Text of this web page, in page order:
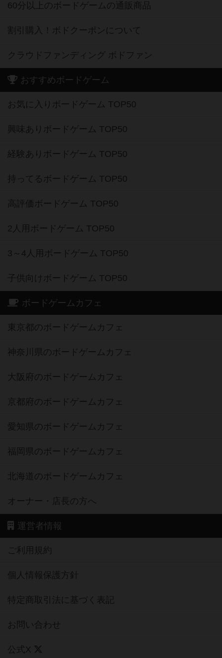
60分以上のボードゲームの通販商品
割引購入！ボドクーポンについて
クラウドファンディング ボドファン
おすすめボードゲーム
お気に入りボードゲーム TOP50
興味ありボードゲーム TOP50
経験ありボードゲーム TOP50
持ってるボードゲーム TOP50
高評価ボードゲーム TOP50
2人用ボードゲーム TOP50
3～4人用ボードゲーム TOP50
子供向けボードゲーム TOP50
ボードゲームカフェ
東京都のボードゲームカフェ
神奈川県のボードゲームカフェ
大阪府のボードゲームカフェ
京都府のボードゲームカフェ
愛知県のボードゲームカフェ
福岡県のボードゲームカフェ
北海道のボードゲームカフェ
オーナー・店長の方へ
運営者情報
ご利用規約
個人情報保護方針
特定商取引法に基づく表記
お問い合わせ
公式X